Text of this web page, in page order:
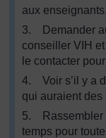
aux enseignants.
3. Demander
conseiller VIH
le contacter
4. Voir s’il y a
qui auraient des
5. Rassembler
temps pour